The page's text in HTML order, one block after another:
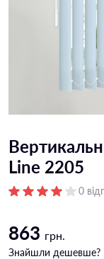
Line 2205
0
863 грн.
Знайшли дешевше?